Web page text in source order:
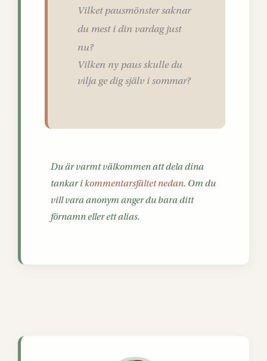
Vilket pausmönster saknar
du mest i din vardag just
nu?
Vilken ny paus skulle du
vilja ge dig själv i sommar?
Du är varmt välkommen att dela dina
tankar ikommentarsfältet nedan. Om du
vill vara anonym anger du bara ditt
förnamn eller ett alias.